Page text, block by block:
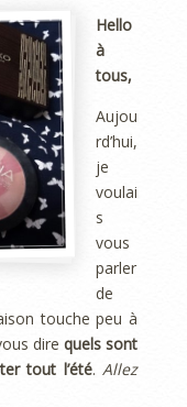
Hello
à
tous,
Aujou
rd’hui,
je
voulai
s
vous
parler
de
touche peu à
dire quels sont
tout l’été.Allez